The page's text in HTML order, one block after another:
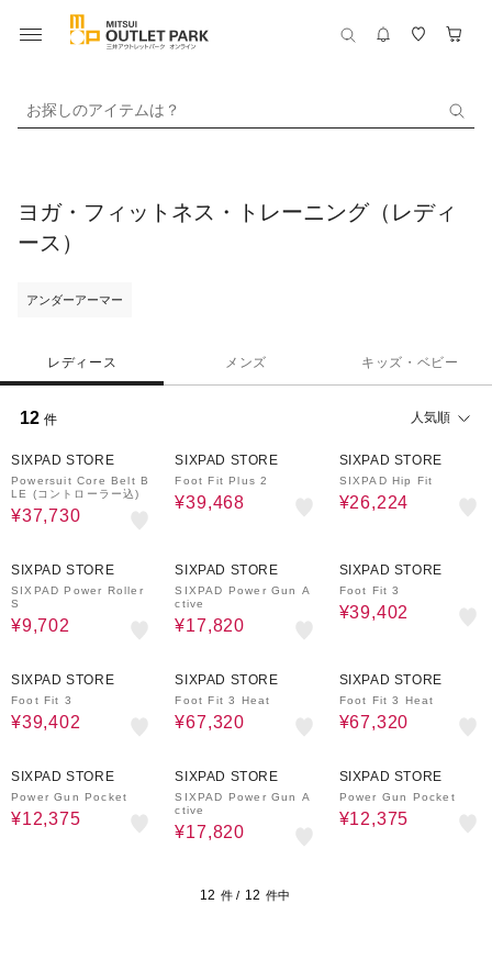
お探しのアイテムは？
ヨガ・フィットネス・トレーニング（レディ
ース）
アンダーアーマー
レディース メンズ キッズ・ベビー
12 件 人気順
SIXPAD STORE
Powersuit Core Belt B
LE (コントローラー込)
¥37,730
SIXPAD STORE
Foot Fit Plus 2
¥39,468
SIXPAD STORE
SIXPAD Hip Fit
¥26,224
SIXPAD STORE
SIXPAD Power Roller
S
¥9,702
SIXPAD STORE
SIXPAD Power Gun A
ctive
¥17,820
SIXPAD STORE
Foot Fit 3
¥39,402
SIXPAD STORE
Foot Fit 3
¥39,402
SIXPAD STORE
Foot Fit 3 Heat
¥67,320
SIXPAD STORE
Foot Fit 3 Heat
¥67,320
SIXPAD STORE
Power Gun Pocket
¥12,375
SIXPAD STORE
SIXPAD Power Gun A
ctive
¥17,820
SIXPAD STORE
Power Gun Pocket
¥12,375
12 件 / 12 件中